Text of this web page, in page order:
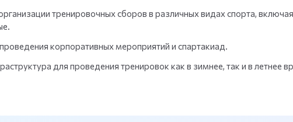
тренировочных сборов в различных видах спорта,
корпоративных мероприятий и спартакиад.
для проведения тренировок как в зимнее, так и в летнее